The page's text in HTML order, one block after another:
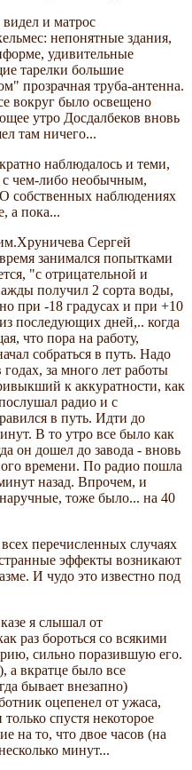
и матрос
непонятные здания,
удивительные
тарелки большие
прозрачная труба-антенна.
вокруг было освещено
утро Досдалбеков вновь
там ничего...
наблюдалось и теми,
чем-либо необычным,
собственных наблюдениях
а пока...
Сергей
занимался попытками
"с отрицательной и
получил 2 сорта воды,
при -18 градусах и при +10
последующих дней,.. когда
что пора на работу,
собраться в путь. Надо
за много лет работы
к аккуратности, как
радио и с
в путь. Идти до
В то утро все было как
он дошел до завода - вновь
времени. По радио пошла
назад. Впрочем, и
тоже было... на 40
перечисленных случаях
эффекты возникают
И чудо это известно под
я слышал от
раз бороться со всякими
сильно поразившую его.
а вкратце было все
бывает внезапно)
оцепенел от ужаса,
спустя некоторое
на то, что двое часов (на
минут...